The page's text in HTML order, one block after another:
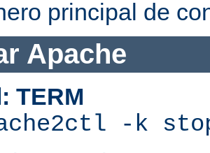
principal de
Apache
TERM
-k